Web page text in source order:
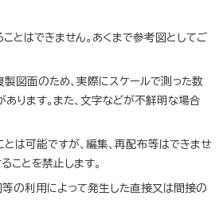
とはできません。あくまで参考図としてご
図面のため、実際にスケールで測った数
ります。また、文字などが不鮮明な場合
は可能ですが、編集、再配布等はできませ
ことを禁止します。
の利用によって発生した直接又は間接の